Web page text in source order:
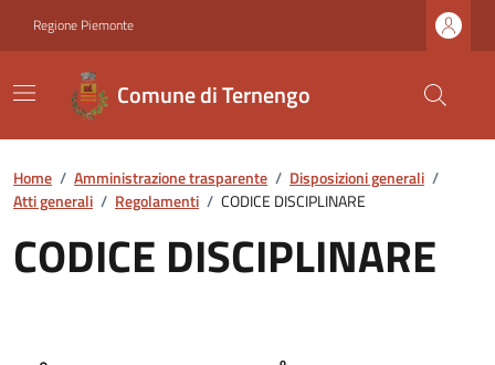
Regione Piemonte
Comune di Ternengo
Home / Amministrazione trasparente / Disposizioni generali /
Atti generali / Regolamenti / CODICE DISCIPLINARE
CODICE DISCIPLINARE